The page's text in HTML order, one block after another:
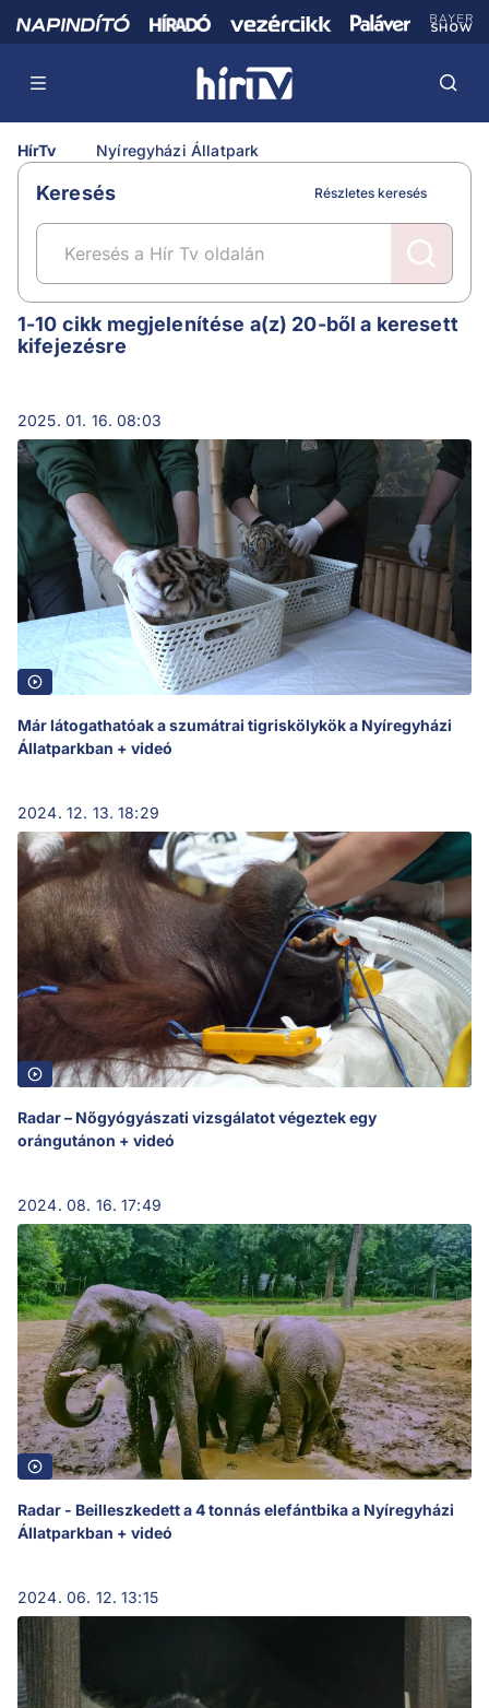
HírTv Nyíregyházi Állatpark
Keresés Részletes keresés
Nyíregyházi Állatpark
1-10 cikk megjelenítése a(z) 20-ből a keresett
kifejezésre
2025. 01. 16. 08:03
Már látogathatóak a szumátrai tigriskölykök a Nyíregyházi
Állatparkban + videó
2024. 12. 13. 18:29
Radar – Nőgyógyászati vizsgálatot végeztek egy
orángutánon + videó
2024. 08. 16. 17:49
Radar - Beilleszkedett a 4 tonnás elefántbika a Nyíregyházi
Állatparkban + videó
2024. 06. 12. 13:15